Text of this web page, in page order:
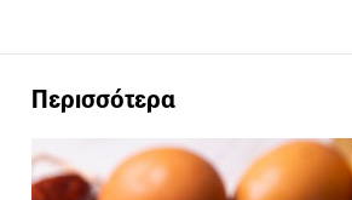
Περισσότερα